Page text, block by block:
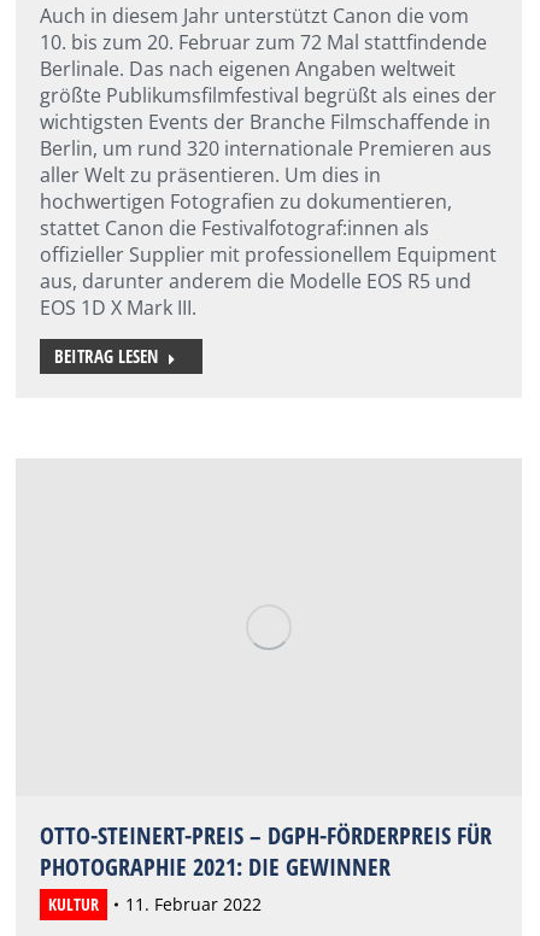
Auch in diesem Jahr unterstützt Canon die vom
10. bis zum 20. Februar zum 72 Mal stattfindende
Berlinale. Das nach eigenen Angaben weltweit
größte Publikumsfilmfestival begrüßt als eines der
wichtigsten Events der Branche Filmschaffende in
Berlin, um rund 320 internationale Premieren aus
aller Welt zu präsentieren. Um dies in
hochwertigen Fotografien zu dokumentieren,
stattet Canon die Festivalfotograf:innen als
offizieller Supplier mit professionellem Equipment
aus, darunter anderem die Modelle EOS R5 und
EOS 1D X Mark III.
BEITRAG LESEN
OTTO-STEINERT-PREIS – DGPH-FÖRDERPREIS FÜR
PHOTOGRAPHIE 2021: DIE GEWINNER
KULTUR 11. Februar 2022